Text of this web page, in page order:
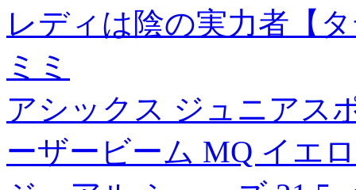
レディは陰の実力者【
ミミ
アシックス ジュニアス
ーザービーム MQ イエ